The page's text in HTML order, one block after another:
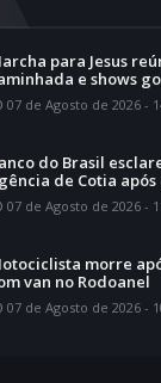
para Jesus
e shows
07 de Agosto de 2026 -
do Brasil
de Cotia
07 de Agosto de 2026 -
morre
van no Rodoanel
07 de Agosto de 2026 -